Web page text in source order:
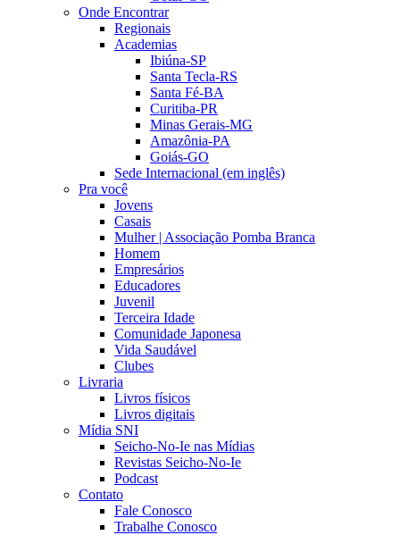
Onde Encontrar
Regionais
Academias
Ibiúna-SP
Santa Tecla-RS
Santa Fé-BA
Curitiba-PR
Minas Gerais-MG
Amazônia-PA
Goiás-GO
Sede Internacional (em inglês)
Pra você
Jovens
Casais
Mulher | Associação Pomba Branca
Homem
Empresários
Educadores
Juvenil
Terceira Idade
Comunidade Japonesa
Vida Saudável
Clubes
Livraria
Livros físicos
Livros digitais
Mídia SNI
Seicho-No-Ie nas Mídias
Revistas Seicho-No-Ie
Podcast
Contato
Fale Conosco
Trabalhe Conosco